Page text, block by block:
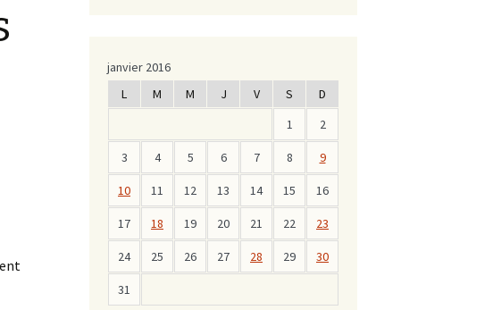
janvier 2016
L
M M J V S
D
1
2
3 4 5 6 7 8 9
10 11 12 13 14 15 16
17 18 19 20 21 22 23
24 25 26 27 28 29 30
31